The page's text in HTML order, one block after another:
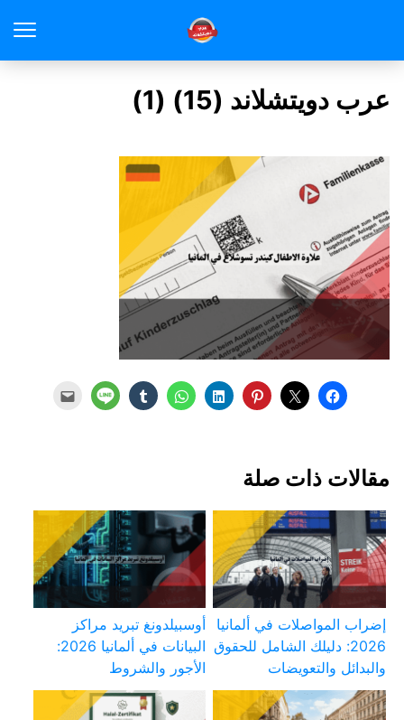
عرب دويتشلاند (15) (1)
مقالات ذات صلة
إضراب المواصلات في ألمانيا
2026: دليلك الشامل للحقوق
والبدائل والتعويضات
أوسبيلدونغ تبريد مراكز
البيانات في ألمانيا 2026:
الأجور والشروط